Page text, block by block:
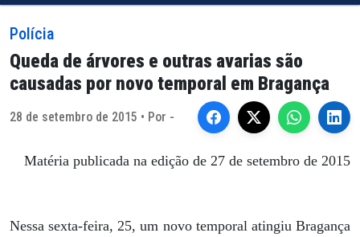
Polícia
Queda de árvores e outras avarias são
causadas por novo temporal em Bragança
28 de setembro de 2015 • Por -
Matéria publicada na edição de 27 de setembro de 2015
Nessa sexta-feira, 25, um novo temporal atingiu Bragança